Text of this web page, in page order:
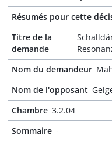
Résumés pour cette
Titre de la
demande
Nom du demandeur
Nom de l'opposant
Chambre 3.2.04
Sommaire -